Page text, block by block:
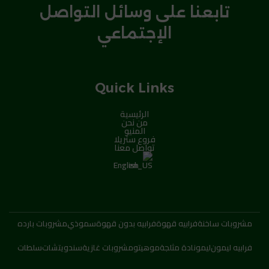
تابعنا على وسائل التواصل
الإجتماعي
Quick Links
الرئيسية
من نحن
المنيو
فروع ستريلا
تواصل معنا
English
مشروبات ساخنةفرابيه قهوةفرابيه بدون قهوةسموذيمشروبات بارده
فرابيه ليمونليمونادة مثلجةموهيتومشروبات غازيةسندويتشاتسلطات